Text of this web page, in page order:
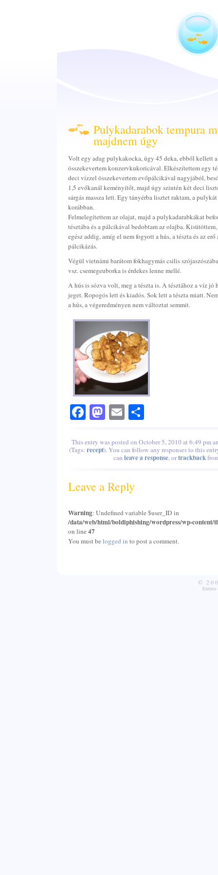
Pulykadarabok tempura
majdnem úgy
Volt egy adag pulykakocka, úgy 45 deka, ebből kellett
összekevertem konzervkukoricával. Elkészítettem egy
deci vízzel összekevertem evőpálcikával nagyjából,
1,5 evőkanál keményítőt, majd úgy szintén két deci
sárgás massza lett. Egy tányérba lisztet raktam, a
korábban.
Felmelegítettem az olajat, majd a pulykadarabkákat
tésztába és a pálcikával bedobtam az olajba.
egész addig, amíg el nem fogyott a hús, a tészta és az
pálcikázás.
Végül vietnámi barátom fokhagymás csilis
vsz. csemegeuborka is érdekes lenne mellé.
A hús is sózva volt, meg a tészta is. A tésztához a víz jó
jeget. Ropogós lett és kiadós. Sok lett a tészta miatt.
a hús, a végeredményen nem változtat semmit.
Facebook
Mastodon
EmailShare
This entry was posted on October 5, 2010 at 6:49 pm
(Tags: recept). You can follow any responses to this
can leave a response, ortrackback
Leave a Reply
Warning: Undefined variable $user_ID in
/data/web/html/boldiphishing/wordpress/wp-content/
on line47
You must belogged in to post a comment.
©
Entries